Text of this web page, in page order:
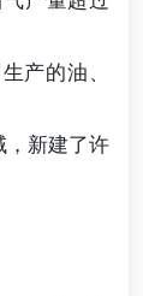
产的油、
，新建了许